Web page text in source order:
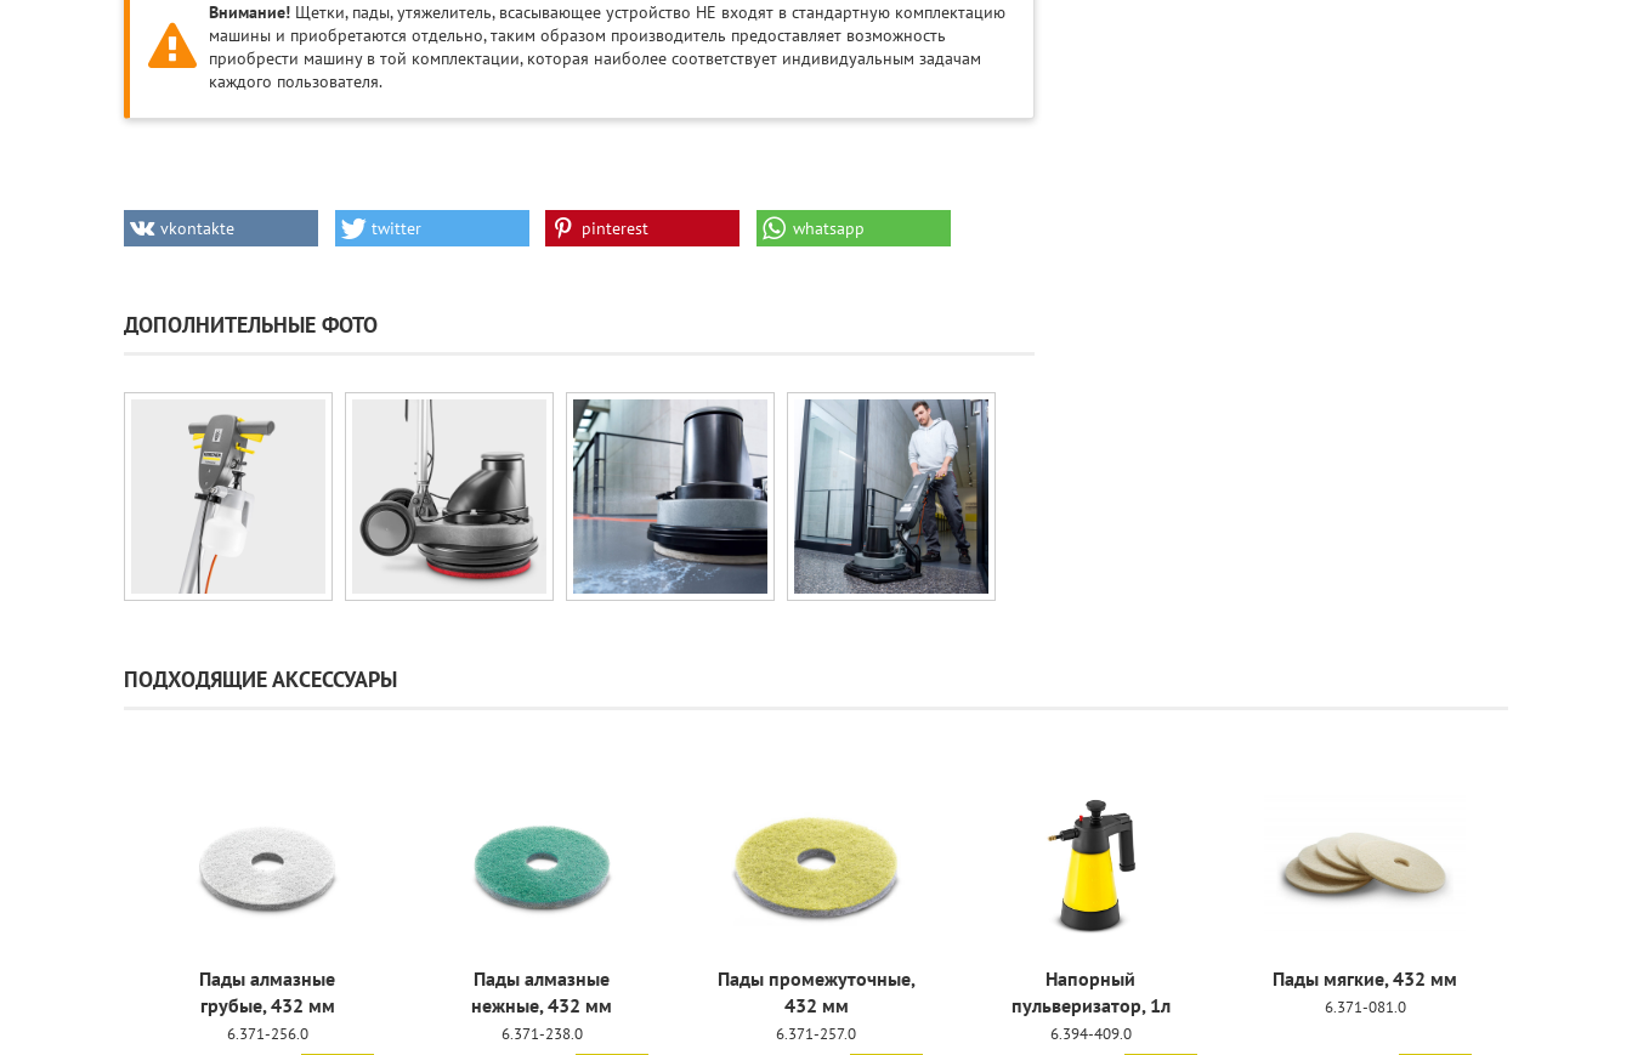
Внимание! Щетки, пады, утяжелитель, всасывающее устройство НЕ входят в стандартную комплектацию
машины и приобретаются отдельно, таким образом производитель предоставляет возможность
приобрести машину в той комплектации, которая наиболее соответствует индивидуальным задачам
каждого пользователя.
vkontakte twitter pinterest whatsapp
ДОПОЛНИТЕЛЬНЫЕ ФОТО
ПОДХОДЯЩИЕ АКСЕССУАРЫ
Пады алмазные
грубые, 432 мм
6.371-256.0
Пады алмазные
нежные, 432 мм
6.371-238.0
Пады промежуточные,
432 мм
6.371-257.0
Напорный
пульверизатор, 1л
6.394-409.0
Пады мягкие, 432 мм
6.371-081.0